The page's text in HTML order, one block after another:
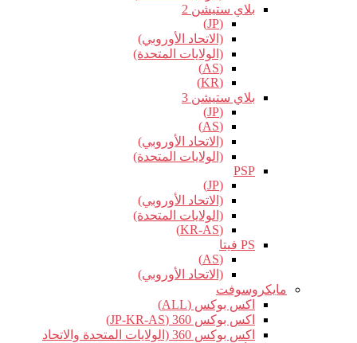
بلاي ستيشن 2
(JP)
(الاتحاد الأوروبي)
(الولايات المتحدة)
(AS)
(KR)
بلاي ستيشن 3
(JP)
(AS)
(الاتحاد الأوروبي)
(الولايات المتحدة)
PSP
(JP)
(الاتحاد الأوروبي)
(الولايات المتحدة)
(KR-AS)
PS فيتا
(AS)
(الاتحاد الأوروبي)
مايكروسوفت
اكس بوكس (ALL)
اكس بوكس 360 (JP-KR-AS)
اكس بوكس 360 (الولايات المتحدة والاتحاد